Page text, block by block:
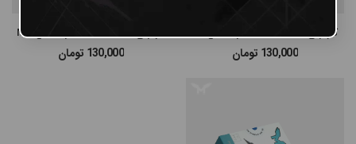
کارتریج MRT PMU قطر 6 مدل RL
130,000 تومان
کارتریج MRT PMU قطر 8 مدل MG
130,000 تومان